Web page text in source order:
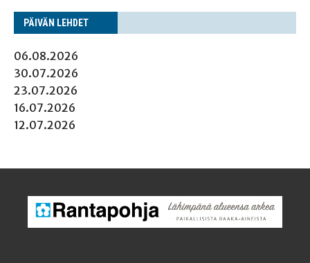
PÄI­VÄN LEHDET
06.08.2026
30.07.2026
23.07.2026
16.07.2026
12.07.2026